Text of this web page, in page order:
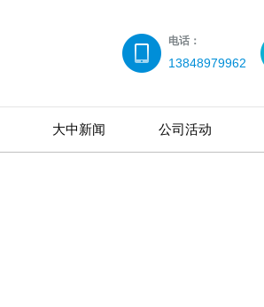
电话：
13848979962
大中新闻 公司活动